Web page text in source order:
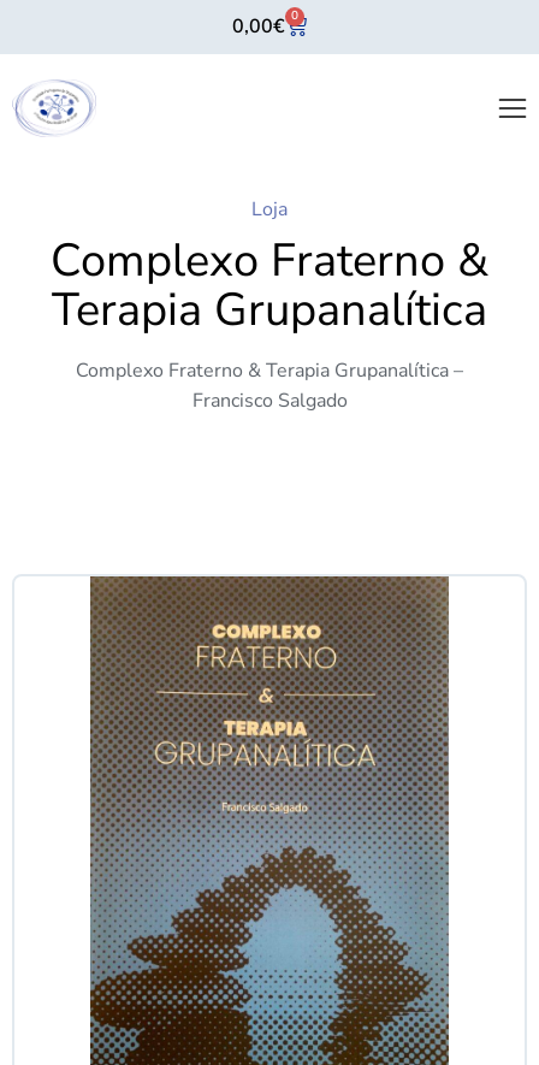
0,00€ 0
Loja
Complexo Fraterno &
Terapia Grupanalítica
Complexo Fraterno & Terapia Grupanalítica –
Francisco Salgado